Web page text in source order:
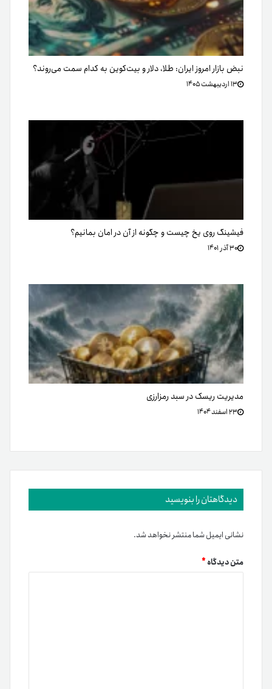
نبض بازار امروز ایران: طلا، دلار و بیت‌کوین به کدام سمت می‌روند؟
۱۳ اردیبهشت ۱۴۰۵
فیشینگ روی یخ چیست و چگونه از آن در امان بمانیم؟
۳۰ آذر ۱۴۰۱
مدیریت ریسک در سبد رمزارزی
۲۳ اسفند ۱۴۰۴
دیدگاهتان را بنویسید
نشانی ایمیل شما منتشر نخواهد شد.
متن دیدگاه*